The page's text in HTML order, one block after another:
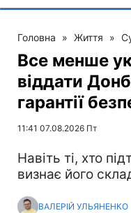
Головна » Життя »
Все менше
віддати
гарантії
11:41 07.08.2026 Пт
Навіть ті, хто
визнає його
ВАЛЕРІЙ УЛЬЯНЕНКО